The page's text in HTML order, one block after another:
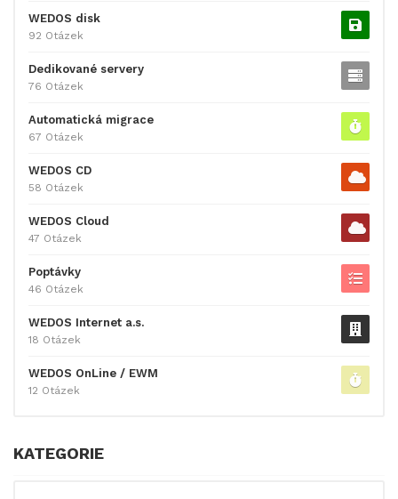
WEDOS disk
92 Otázek
Dedikované servery
76 Otázek
Automatická migrace
67 Otázek
WEDOS CD
58 Otázek
WEDOS Cloud
47 Otázek
Poptávky
46 Otázek
WEDOS Internet a.s.
18 Otázek
WEDOS OnLine / EWM
12 Otázek
KATEGORIE